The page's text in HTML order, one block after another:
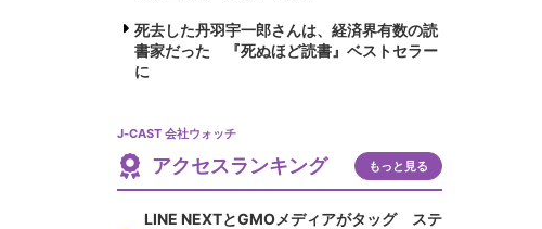
死去した丹羽宇一郎さんは、経済界有数の読
書家だった 『死ぬほど読書』ベストセラー
に
J-CAST 会社ウォッチ
アクセスランキング もっと見る
LINE NEXTとGMOメディアがタッグ ステ